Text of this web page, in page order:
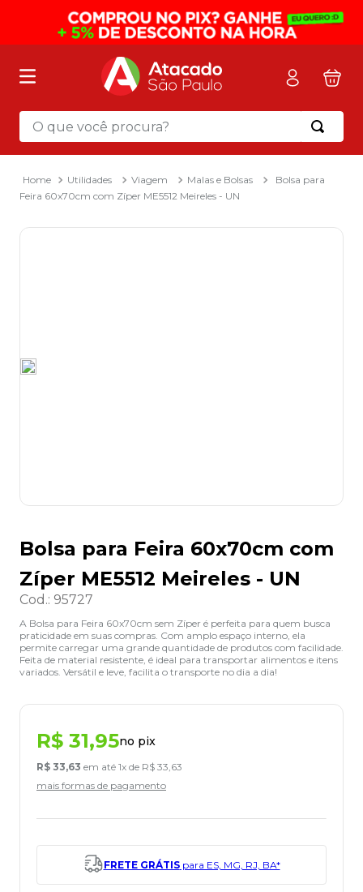
O que você procura?
Utilidades Viagem Malas e Bolsas
Bolsa para
Feira 60x70cm com Zíper ME5512 Meireles - UN
Bolsa para Feira 60x70cm com
Zíper ME5512 Meireles - UN
Cod.: 95727
A Bolsa para Feira 60x70cm sem Zíper é perfeita para quem busca
praticidade em suas compras. Com amplo espaço interno, ela
permite carregar uma grande quantidade de produtos com facilidade.
Feita de material resistente, é ideal para transportar alimentos e itens
variados. Versátil e leve, facilita o transporte no dia a dia!
R$ 31,95no pix
R$ 33,63 em até 1x de R$ 33,63
mais formas de pagamento
FRETE GRÁTISpara ES, MG, RJ, BA*
Termos mais buscados
mochila
2 º sacola
3º mala
8